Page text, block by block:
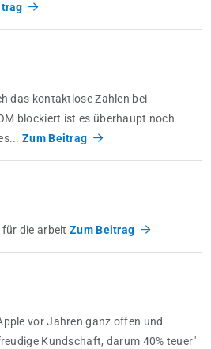
das kontaktlose Zahlen bei
blockiert ist es überhaupt noch
Zum Beitrag
die arbeit Zum Beitrag
vor Jahren ganz offen und
Kundschaft, darum 40% teuer"